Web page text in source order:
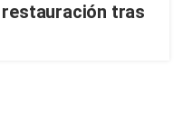
restauración tras